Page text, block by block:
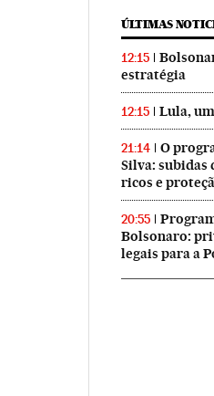
ÚLTIMAS
12:15
estratégia
12:15 Lula,
21:14
O
Silva: subidas
ricos e
20:55
Bolsonaro:
legais para a